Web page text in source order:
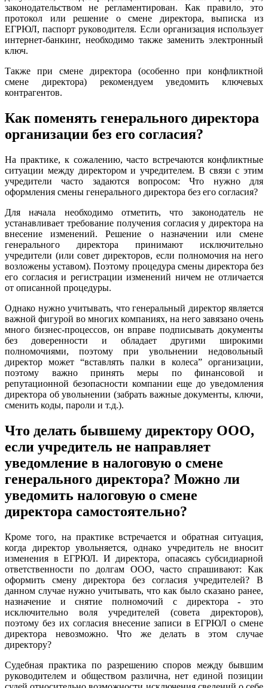
законодательством не регламентирован. Как правило, это
протокол или решение о смене директора, выписка из
ЕГРЮЛ, паспорт руководителя. Если организация использует
интернет-банкинг, необходимо также заменить электронный
ключ.
Также при смене директора (особенно при конфликтной
смене директора) рекомендуем уведомить ключевых
контрагентов.
Как поменять генерального директора
организации без его согласия?
На практике, к сожалению, часто встречаются конфликтные
ситуации между директором и учредителем. В связи с этим
учредители часто задаются вопросом: Что нужно для
оформления смены генерального директора без его согласия?
Для начала необходимо отметить, что законодатель не
устанавливает требование получения согласия у директора на
внесение изменений. Решение о назначении или смене
генерального директора принимают исключительно
учредители (или совет директоров, если полномочия на него
возложены уставом). Поэтому процедура смены директора без
его согласия и регистрации изменений ничем не отличается
от описанной процедуры.
Однако нужно учитывать, что генеральный директор является
важной фигурой во многих компаниях, на него завязано очень
много бизнес-процессов, он вправе подписывать документы
без доверенности и обладает другими широкими
полномочиями, поэтому при увольнении недовольный
директор может “вставлять палки в колеса” организации,
поэтому важно принять меры по финансовой и
репутационной безопасности компании еще до уведомления
директора об увольнении (забрать важные документы, ключи,
сменить коды, пароли и т.д.).
Что делать бывшему директору ООО,
если учредитель не направляет
уведомление в налоговую о смене
генерального директора? Можно ли
уведомить налоговую о смене
директора самостоятельно?
Кроме того, на практике встречается и обратная ситуация,
когда директор увольняется, однако учредитель не вносит
изменения в ЕГРЮЛ. И директора, опасаясь субсидиарной
ответственности по долгам ООО, часто спрашивают: Как
оформить смену директора без согласия учредителей? В
данном случае нужно учитывать, что как было сказано ранее,
назначение и снятие полномочий с директора - это
исключительно воля учредителей (совета директоров),
поэтому без их согласия внесение записи в ЕГРЮЛ о смене
директора невозможно. Что же делать в этом случае
директору?
Судебная практика по разрешению споров между бывшим
руководителем и обществом различна, нет единой позиции